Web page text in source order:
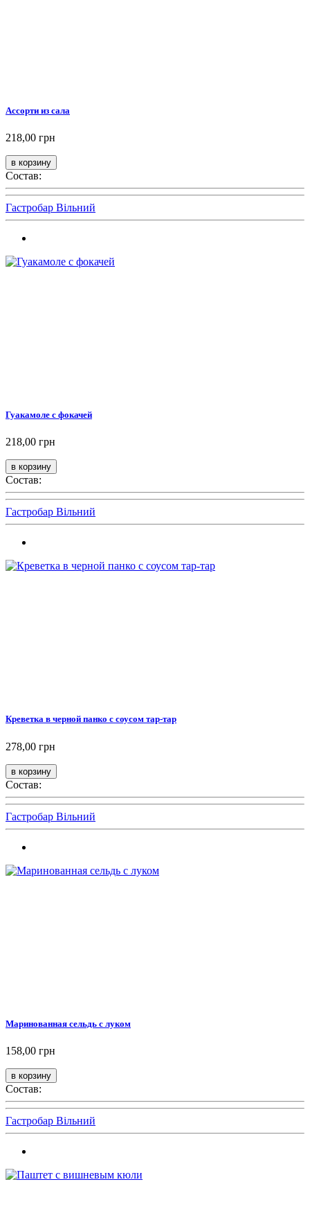
Ассорти из сала
218,00 грн
Состав:
Гастробар Вільний
Гуакамоле с фокачей
218,00 грн
Состав:
Гастробар Вільний
Креветка в черной панко с соусом тар-тар
278,00 грн
Состав:
Гастробар Вільний
Маринованная сельдь с луком
158,00 грн
Состав:
Гастробар Вільний